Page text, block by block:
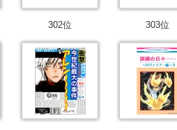
302位 303位